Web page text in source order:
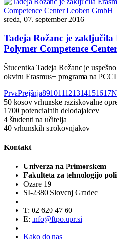
sreda, 07. september 2016
Tadeja Rožanc je zaključila
Polymer Competence
Študentka Tadeja Rožanc je
okviru Erasmus+ programa na
PrvaPrejšnja891011121314151617
50 kosov vrhunske raziskovalne
1700 potencialnih delodajalcev
4 študenti na učitelja
40 vrhunskih strokovnjakov
Kontakt
Univerza na Primorskem
Fakulteta za tehnologijo
Ozare 19
SI-2380 Slovenj Gradec
T: 02 620 47 60
E: info@ftpo.upr.si
Kako do nas